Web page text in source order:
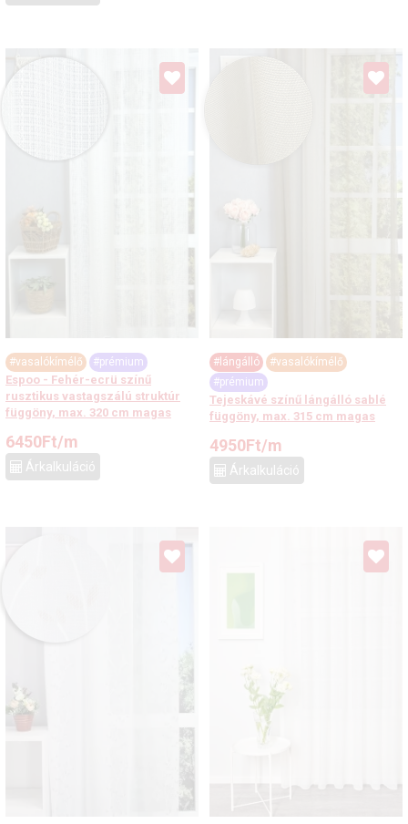
#vasalókímélő #prémium
Espoo - Fehér-ecrü színű
rusztikus vastagszálú struktúr
függöny, max. 320 cm magas
6450Ft/m
Árkalkuláció
#lángálló
#vasalókímélő
#prémium
Tejeskávé színű lángálló sablé
függöny, max. 315 cm magas
4950Ft/m
Árkalkuláció